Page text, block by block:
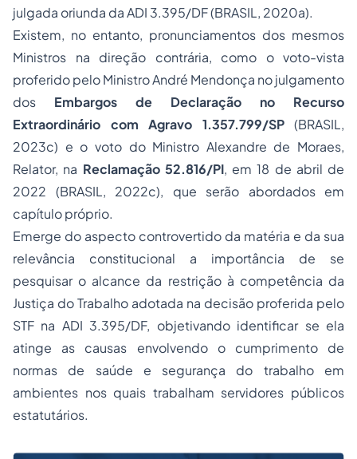
julgada oriunda da ADI 3.395/DF (BRASIL, 2020a).
Existem, no entanto, pronunciamentos dos mesmos
Ministros na direção contrária, como o voto-vista
proferido pelo Ministro André Mendonça no julgamento
dos Embargos de Declaração no Recurso
Extraordinário com Agravo 1.357.799/SP(BRASIL,
2023c) e o voto do Ministro Alexandre de Moraes,
Relator, na Reclamação 52.816/PI, em 18 de abril de
2022 (BRASIL, 2022c), que serão abordados em
capítulo próprio.
Emerge do aspecto controvertido da matéria e da sua
relevância constitucional a importância de se
pesquisar o alcance da restrição à competência da
Justiça do Trabalho adotada na decisão proferida pelo
STF na ADI 3.395/DF, objetivando identificar se ela
atinge as causas envolvendo o cumprimento de
normas de saúde e segurança do trabalho em
ambientes nos quais trabalham servidores públicos
estatutários.